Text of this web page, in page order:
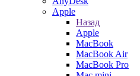
Apple
Назад
Apple
MacBook
MacBook Air
MacBook Pro